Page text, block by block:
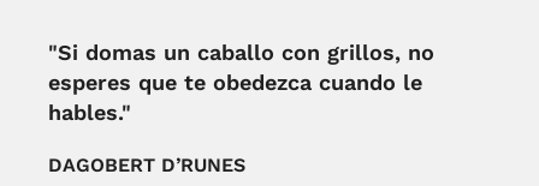
"Si domas un caballo con grillos, no
esperes que te obedezca cuando le
hables."
DAGOBERT D’RUNES